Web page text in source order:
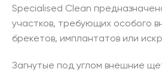
Specialised Clean
участков, требующих особого
брекетов, имплантатов или
Загнутые под углом внешние